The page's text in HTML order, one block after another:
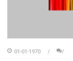
01-01-1970